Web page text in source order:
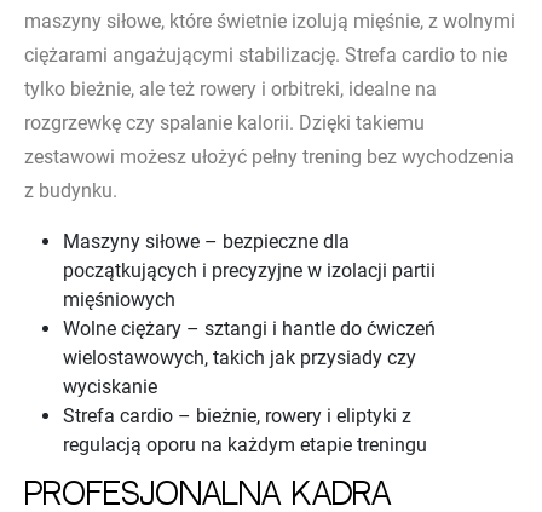
maszyny siłowe, które świetnie izolują mięśnie, z wolnymi
ciężarami angażującymi stabilizację. Strefa cardio to nie
tylko bieżnie, ale też rowery i orbitreki, idealne na
rozgrzewkę czy spalanie kalorii. Dzięki takiemu
zestawowi możesz ułożyć pełny trening bez wychodzenia
z budynku.
Maszyny siłowe – bezpieczne dla
początkujących i precyzyjne w izolacji partii
mięśniowych
Wolne ciężary – sztangi i hantle do ćwiczeń
wielostawowych, takich jak przysiady czy
wyciskanie
Strefa cardio – bieżnie, rowery i eliptyki z
regulacją oporu na każdym etapie treningu
Profesjonalna kadra